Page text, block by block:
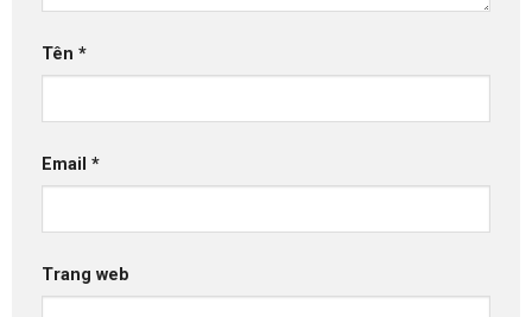
Tên *
Email *
Trang web